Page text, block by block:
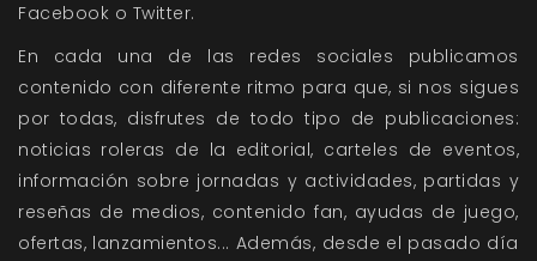
Facebook o Twitter.
En cada una de las redes sociales publicamos
contenido con diferente ritmo para que, si nos sigues
por todas, disfrutes de todo tipo de publicaciones:
noticias roleras de la editorial, carteles de eventos,
información sobre jornadas y actividades, partidas y
reseñas de medios, contenido fan, ayudas de juego,
ofertas, lanzamientos... Además, desde el pasado día